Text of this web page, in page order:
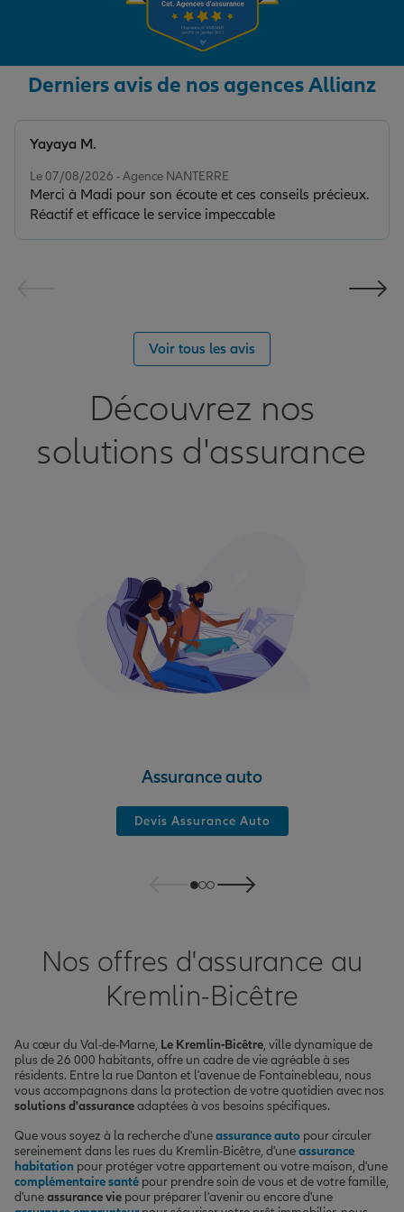
Derniers avis de nos agences Allianz
Le 07/08/2026 - Agence NANTERRE
Merci à Madi pour son écoute et ces conseils précieux.
Réactif et efficace le service impeccable
Yayaya M.
Voir tous les avis
Découvrez nos
solutions d'assurance
Assurance auto
Devis Assurance Auto
Nos offres d'assurance au
Kremlin-Bicêtre
Au cœur du Val-de-Marne, Le Kremlin-Bicêtre, ville dynamique de
plus de 26 000 habitants, offre un cadre de vie agréable à ses
résidents. Entre la rue Danton et l'avenue de Fontainebleau, nous
vous accompagnons dans la protection de votre quotidien avec nos
solutions d'assuranceadaptées à vos besoins spécifiques.
Que vous soyez à la recherche d'uneassurance auto pour circuler
sereinement dans les rues du Kremlin-Bicêtre, d'uneassurance
habitation pour protéger votre appartement ou votre maison, d'une
complémentaire santé pour prendre soin de vous et de votre famille,
d'uneassurance vie pour préparer l'avenir ou encore d'une